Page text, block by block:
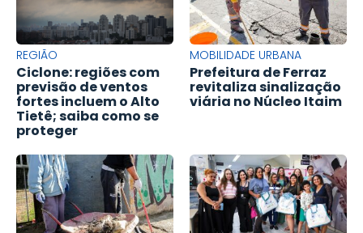
REGIÃO
Ciclone: regiões com
previsão de ventos
fortes incluem o Alto
Tietê; saiba como se
proteger
MOBILIDADE URBANA
Prefeitura de Ferraz
revitaliza sinalização
viária no Núcleo Itaim